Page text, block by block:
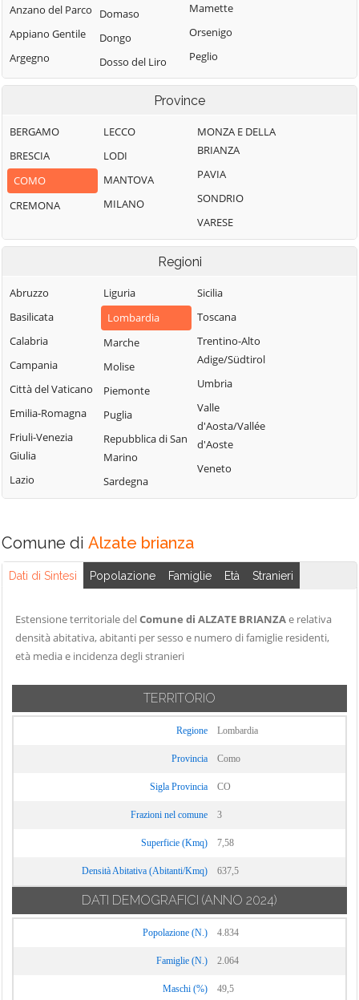
Anzano del Parco
Appiano Gentile
Argegno
Arosio
Barni
Bellagio
Bene Lario
Beregazzo con
Binago
Blessagno
Blevio
Bregnano
Brenna
Brienno
Brunate
Bulgarograsso
Cabiate
Cadorago
Campione d'Italia
Canzo
Intimiano
Carlazzo
Domaso
Dongo
Dosso del Liro
Erba
Faggeto Lario
Faloppio
Fenegrò
Figino Serenza
Grandate
Grandola ed Uniti
Gravedona ed
Uniti
Griante
Guanzate
Inverigo
Laglio
Laino
Lasnigo
Lezzeno
Limido Comasco
Livo
Locate Varesino
Lomazzo
Longone al
Lurago Marinone
Lurate Caccivio
Magreglio
Mariano
Comense
Maslianico
Menaggio
Mamette
Orsenigo
Peglio
Pianello del Lario
Pigra
Plesio
Pognana Lario
Ponna
Ponte Lambro
Porlezza
Proserpio
Rezzago
Rodero
Rovellasca
Rovello Porro
San Nazzaro Val
San Siro
Schignano
Senna Comasco
Solbiate con
Cagno
Sormano
Stazzona
Tavernerio
Torno
Tremezzina
Uggiate con
Ronago
Val Rezzo
Valbrona
Valmorea
Valsolda
Veleso
Province
BERGAMO
BRESCIA
COMO
CREMONA
LECCO
LODI
MANTOVA
MILANO
MONZA E DELLA
BRIANZA
PAVIA
SONDRIO
VARESE
Regioni
Abruzzo
Basilicata
Calabria
Campania
Città del Vaticano
Emilia-Romagna
Friuli-Venezia
Giulia
Lazio
Liguria
Lombardia
Marche
Molise
Piemonte
Puglia
Repubblica di San
Marino
Sardegna
Sicilia
Toscana
Trentino-Alto
Adige/Südtirol
Umbria
Valle
d'Aosta/Vallée
d'Aoste
Veneto
Comune di Alzate brianza
Dati di Sintesi Popolazione Famiglie Età Stranieri
Estensione territoriale delComune di ALZATE BRIANZAe relativa
densità abitativa, abitanti per sesso e numero di famiglie residenti,
età media e incidenza degli stranieri
TERRITORIO
Regione Lombardia
Provincia Como
Sigla Provincia CO
Frazioni nel comune 3
Superficie (Kmq) 7,58
Densità Abitativa (Abitanti/Kmq) 637,5
DATI DEMOGRAFICI (ANNO 2024)
Popolazione (N.) 4.834
Famiglie (N.) 2.064
Maschi (%) 49,5